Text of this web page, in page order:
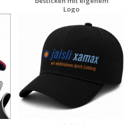
Logo
Jetzt Angebot
anfordern